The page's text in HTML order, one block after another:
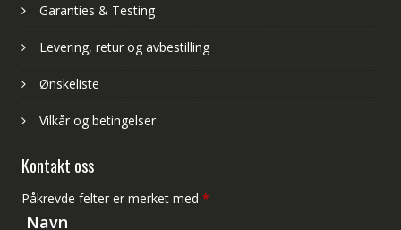
Garanties & Testing
Levering, retur og avbestilling
Ønskeliste
Vilkår og betingelser
Kontakt oss
Påkrevde felter er merket med *
Navn